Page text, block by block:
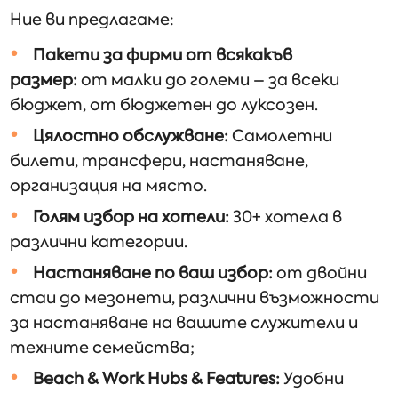
Ние ви предлагаме:
Пакети за фирми от всякакъв
размер:от малки до големи – за всеки
бюджет, от бюджетен до луксозен.
Цялостно обслужване:Самолетни
билети, трансфери, настаняване,
организация на място.
Голям избор на хотели:30+ хотела в
различни категории.
Настаняване по ваш избор:от двойни
стаи до мезонети, различни възможности
за настаняване на вашите служители и
техните семейства;
Beach & Work Hubs & Features:Удобни